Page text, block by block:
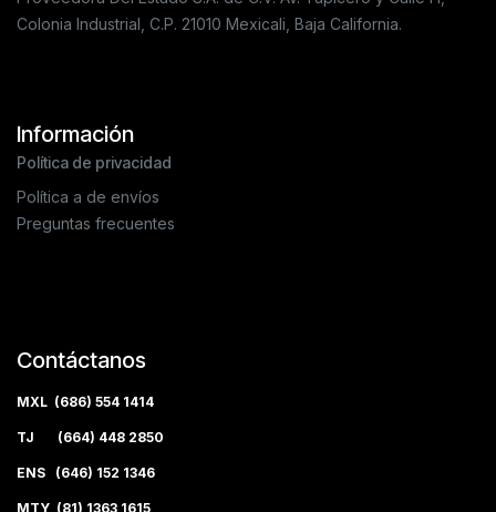
Colonia Industrial, C.P. 21010 Mexicali, Baja California.
Información
Política de privacidad
Política a de envíos
Preguntas frecuentes
Contáctanos
MXL (686) 554 1414
TJ (664) 448 2850
ENS (646) 152 1346
MTY (81) 1363 1615